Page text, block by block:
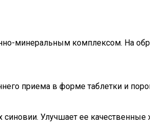
минеральным комплексом. На
приема в форме таблетки и
Улучшает ее качественные